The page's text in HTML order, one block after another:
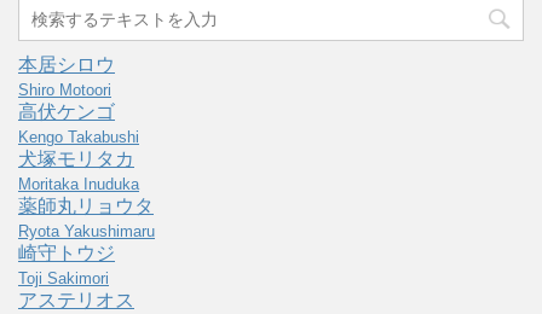
本居シロウ
Shiro Motoori
高伏ケンゴ
Kengo Takabushi
犬塚モリタカ
Moritaka Inuduka
薬師丸リョウタ
Ryota Yakushimaru
崎守トウジ
Toji Sakimori
アステリオス